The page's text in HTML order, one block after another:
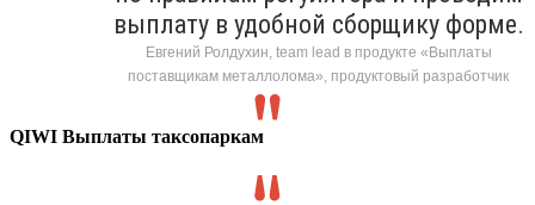
выплату в удобной сборщику форме.
Евгений Ролдухин, team lead в продукте «Выплаты
поставщикам металлолома», продуктовый разработчик
QIWI Выплаты таксопаркам